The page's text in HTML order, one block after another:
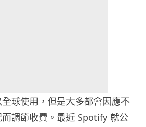
球使用，但是大多都會因應不
調節收費。最近 Spotify 就公